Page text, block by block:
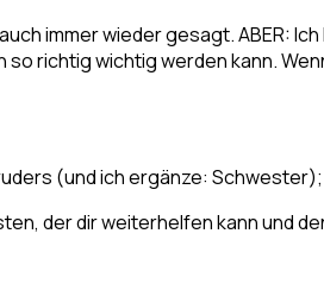
immer wieder gesagt. ABER:
richtig wichtig werden kann.
(und ich ergänze:
der dir weiterhelfen kann und